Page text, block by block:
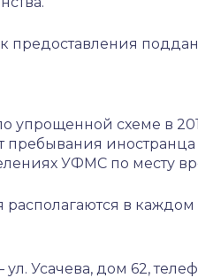
упрощенной схеме в
пребывания
УФМС по месту
в
Усачева, дом 62,